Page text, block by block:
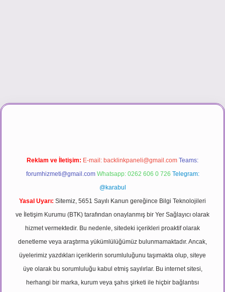
Reklam ve İletişim: E-mail: backlinkpaneli@gmail.com Teams:
forumhizmeti@gmail.com Whatsapp: 0262 606 0 726 Telegram:
@karabul
Yasal Uyarı: Sitemiz, 5651 Sayılı Kanun gereğince Bilgi Teknolojileri
ve İletişim Kurumu (BTK) tarafından onaylanmış bir Yer Sağlayıcı olarak
hizmet vermektedir. Bu nedenle, sitedeki içerikleri proaktif olarak
denetleme veya araştırma yükümlülüğümüz bulunmamaktadır. Ancak,
üyelerimiz yazdıkları içeriklerin sorumluluğunu taşımakta olup, siteye
üye olarak bu sorumluluğu kabul etmiş sayılırlar. Bu internet sitesi,
herhangi bir marka, kurum veya şahıs şirketi ile hiçbir bağlantısı